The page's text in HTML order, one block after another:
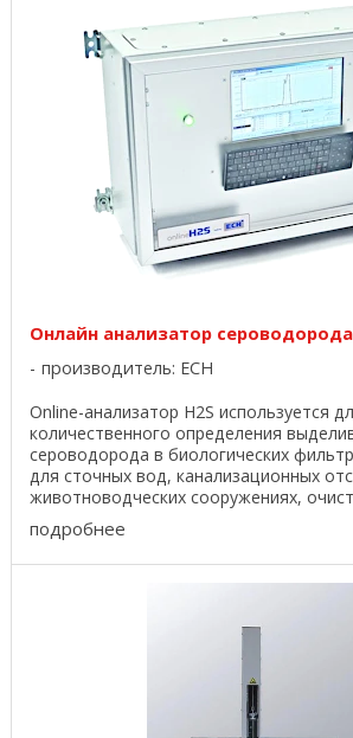
Онлайн анализатор сероводорода
производитель: ECH
Оnline-анализатор H2S используется
количественного определения
сероводорода в биологических
для сточных вод, канализационных
животноводческих сооружениях,
установках для ...
подробнее